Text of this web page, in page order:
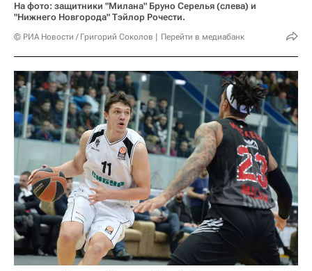
На фото: защитники "Милана" Бруно Серелья (слева) и
"Нижнего Новгорода" Тэйлор Рочести.
© РИА Новости / Григорий Соколов Перейти в медиабанк